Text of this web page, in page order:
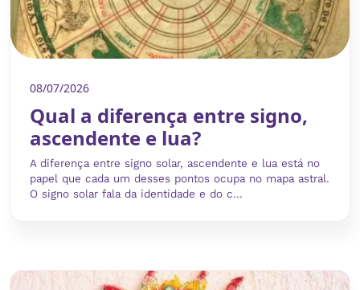
08/07/2026
Qual a diferença entre signo,
ascendente e lua?
A diferença entre signo solar, ascendente e lua está no
papel que cada um desses pontos ocupa no mapa astral.
O signo solar fala da identidade e do c...